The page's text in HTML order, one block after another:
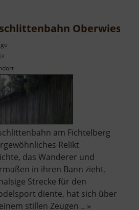
am Fichtelberg
Relikt
das Wanderer und
in ihren Bann zieht.
Strecke für den
diente, hat sich über
stillen Zeugen .. »